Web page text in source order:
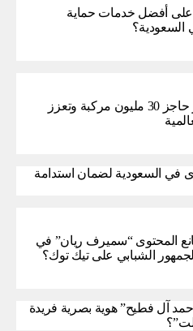
أفضل خدمات حماية
السعودية؟
GAC تتجاوز حاجز 30 مليون مركبة وتعزز
في السعودية لضمان استدامة
المحتوى “سميرف ريان” في
الشبابي على تيك توك؟
آل فطيح” هوية بصرية فريدة